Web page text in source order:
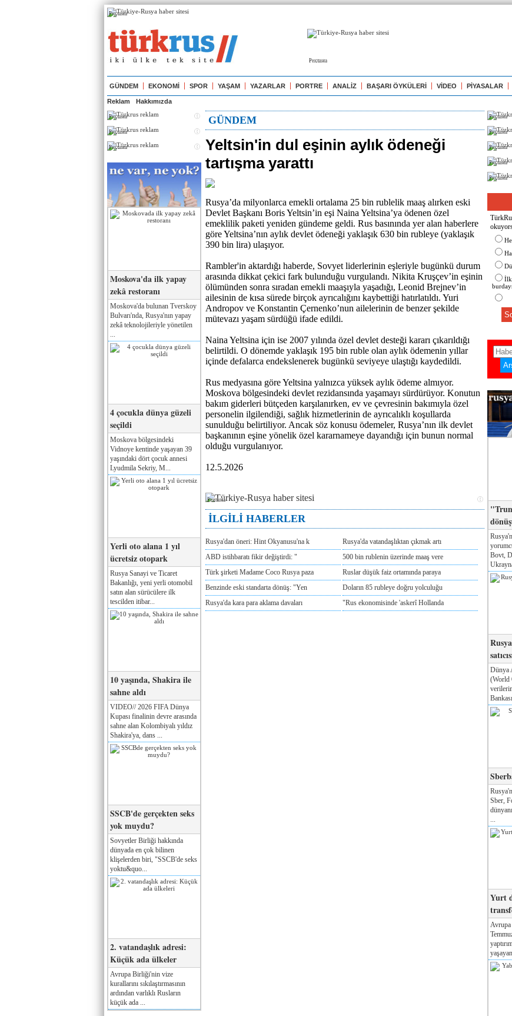
Реклама
Реклама
GÜNDEM EKONOMİ SPOR YAŞAM YAZARLAR PORTRE ANALİZ BAŞARI ÖYKÜLERİ VİDEO PİYASALAR
Reklam Hakkımızda
Реклама
Реклама
Реклама
Moskova'da ilk yapay
zekâ restoranı
Moskova'da bulunan Tverskoy
Bulvarı'nda, Rusya'nın yapay
zekâ teknolojileriyle yönetilen
4 çocukla dünya güzeli
seçildi
Moskova bölgesindeki
Vidnoye kentinde yaşayan 39
yaşındaki dört çocuk annesi
Lyudmila Sekriy, M...
Yerli oto alana 1 yıl
ücretsiz otopark
Rusya Sanayi ve Ticaret
Bakanlığı, yeni yerli otomobil
satın alan sürücülere ilk
tescilden itibar...
10 yaşında, Shakira ile
sahne aldı
VIDEO// 2026 FIFA Dünya
Kupası finalinin devre arasında
sahne alan Kolombiyalı yıldız
Shakira'ya, dans ...
SSCB'de gerçekten seks
yok muydu?
Sovyetler Birliği hakkında
dünyada en çok bilinen
klişelerden biri, "SSCB'de seks
yoktu&quo...
2. vatandaşlık adresi:
Küçük ada ülkeler
Avrupa Birliği'nin vize
kurallarını sıkılaştırmasının
ardından varlıklı Rusların
küçük ada ...
GÜNDEM
Yeltsin'in dul eşinin aylık ödeneği
tartışma yarattı
Rusya’da milyonlarca emekli ortalama 25 bin rublelik maaş alırken eski
Devlet Başkanı Boris Yeltsin’in eşi Naina Yeltsina’ya ödenen özel
emeklilik paketi yeniden gündeme geldi. Rus basınında yer alan haberlere
göre Yeltsina’nın aylık devlet ödeneği yaklaşık 630 bin rubleye (yaklaşık
390 bin lira) ulaşıyor.
Rambler'in aktardığı haberde, Sovyet liderlerinin eşleriyle bugünkü durum
arasında dikkat çekici fark bulunduğu vurgulandı. Nikita Kruşçev’in eşinin
ölümünden sonra sıradan emekli maaşıyla yaşadığı, Leonid Brejnev’in
ailesinin de kısa sürede birçok ayrıcalığını kaybettiği hatırlatıldı. Yuri
Andropov ve Konstantin Çernenko’nun ailelerinin de benzer şekilde
mütevazı yaşam sürdüğü ifade edildi.
Naina Yeltsina için ise 2007 yılında özel devlet desteği kararı çıkarıldığı
belirtildi. O dönemde yaklaşık 195 bin ruble olan aylık ödemenin yıllar
içinde defalarca endekslenerek bugünkü seviyeye ulaştığı kaydedildi.
Rus medyasına göre Yeltsina yalnızca yüksek aylık ödeme almıyor.
Moskova bölgesindeki devlet rezidansında yaşamayı sürdürüyor. Konutun
bakım giderleri bütçeden karşılanırken, ev ve çevresinin bakımıyla özel
personelin ilgilendiği, sağlık hizmetlerinin de ayrıcalıklı koşullarda
sunulduğu belirtiliyor. Ancak söz konusu ödemeler, Rusya’nın ilk devlet
başkanının eşine yönelik özel kararnameye dayandığı için bunun normal
olduğu vurgulanıyor.
12.5.2026
Реклама
İLGİLİ HABERLER
Rusya'dan öneri: Hint Okyanusu'na k
Rusya'da vatandaşlıktan çıkmak artı
ABD istihbaratı fikir değiştirdi: "
500 bin rublenin üzerinde maaş vere
Türk şirketi Madame Coco Rusya paza
Ruslar düşük faiz ortamında paraya
Benzinde eski standarta dönüş: "Yen
Doların 85 rubleye doğru yolculuğu
Rusya'da kara para aklama davaları
"Rus ekonomisinde 'askerî Hollanda
Реклама
Реклама
Реклама
Реклама
Реклама
İlk
Bovt,
Dünya
(World
Sber,
...
Yurt